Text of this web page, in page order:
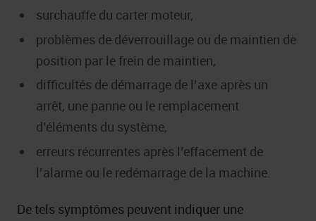
surchauffe du carter moteur,
problèmes de déverrouillage ou de maintien de
position par le frein de maintien,
difficultés de démarrage de l’axe après un
arrêt, une panne ou le remplacement
d’éléments du système,
erreurs récurrentes après l’effacement de
l’alarme ou le redémarrage de la machine.
De tels symptômes peuvent indiquer une